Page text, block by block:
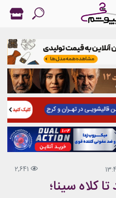
2,641
کلاه سینا؛